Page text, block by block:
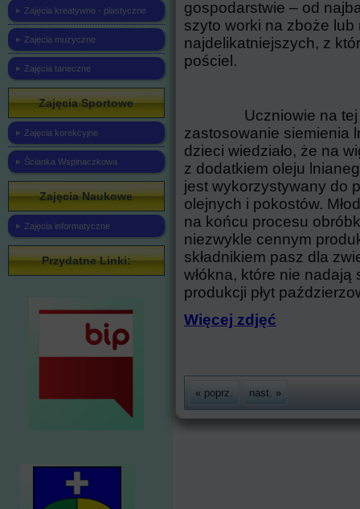
Zajęcia kreatywno - plastyczne
Zajęcia muzyczne
Zajęcia taneczne
Zajęcia Sportowe
Zajęcia korekcyjne
Ścianka Wspinaczkowa
Zajęcia Naukowe
Zajęcia informatyczne
Przydatne Linki:
gospodarstwie – od
szyto worki na zboże
najdelikatniejszych, z
pościel.
Uczniowie na tej
zastosowanie siemienia
dzieci wiedziało, że na
z dodatkiem oleju
jest wykorzystywany do
olejnych i pokostów.
na końcu procesu
niezwykle cennym
składnikiem pasz dla
włókna, które nie
produkcji płyt
Więcej zdjęć
« poprz. nast. »